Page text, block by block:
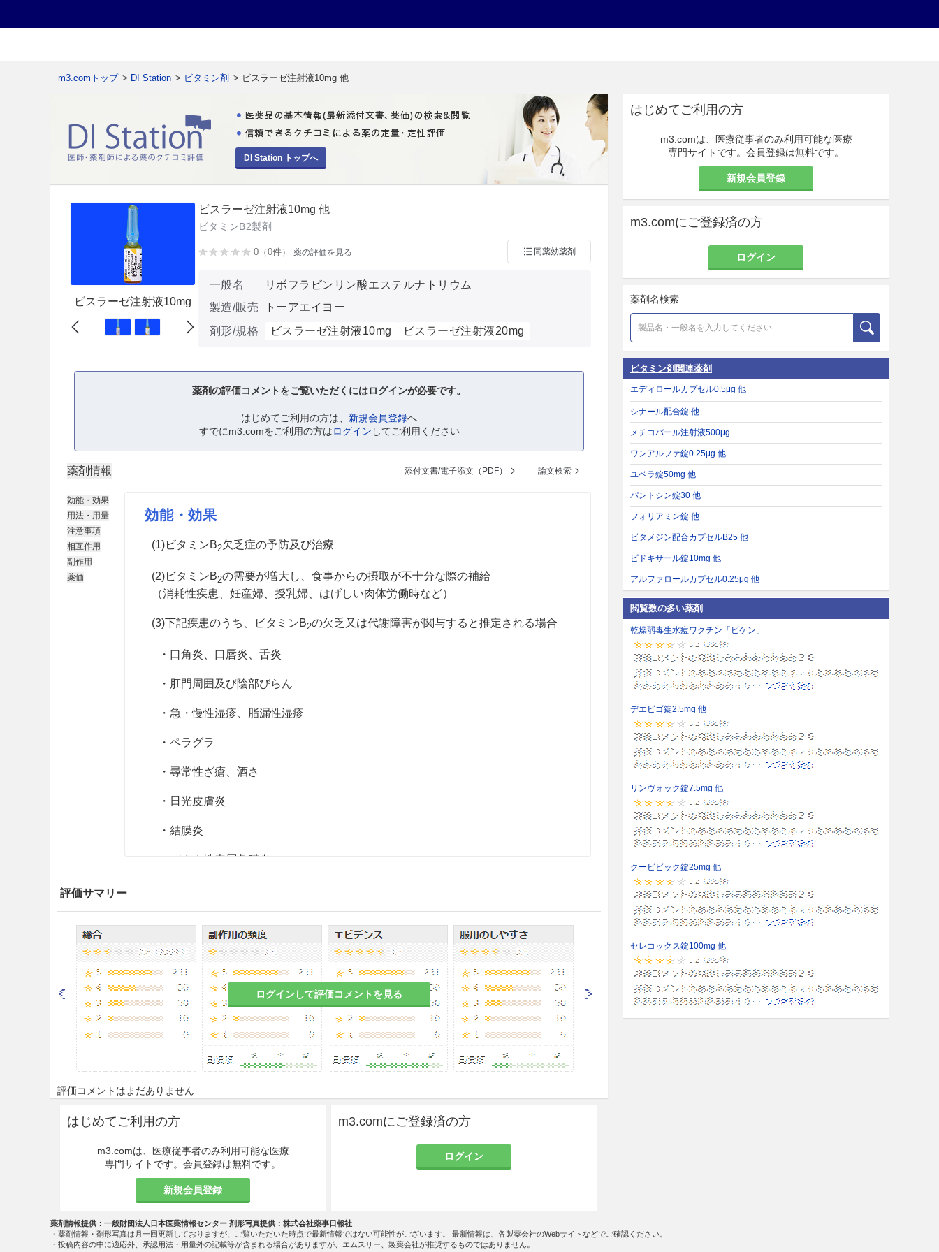
m3.comトップ > DI Station > ビタミン剤 > ビスラーゼ注射液10mg 他
DI Station トップへ
ビスラーゼ注射液10mg
ビスラーゼ注射液10mg 他
ビタミンB2製剤
0（0件） 薬の評価を見る 同薬効薬剤
一般名
リボフラビンリン酸エステルナトリウム
製造/販売
トーアエイヨー
剤形/規格
ビスラーゼ注射液10mg ビスラーゼ注射液20mg
薬剤の評価コメントをご覧いただくにはログインが必要です。
はじめてご利用の方は、 新規会員登録へ
すでにm3.comをご利用の方はログイン してご利用ください
薬剤情報 添付文書/電子添文（PDF） 論文検索
効能・効果
用法・用量
注意事項
相互作用
副作用
薬価
効能・効果
(1)ビタミンB2欠乏症の予防及び治療
(2)ビタミンB2の需要が増大し、食事からの摂取が不十分な際の補給
（消耗性疾患、妊産婦、授乳婦、はげしい肉体労働時など）
(3)下記疾患のうち、ビタミンB2の欠乏又は代謝障害が関与すると推定される場合
・口角炎、口唇炎、舌炎
・肛門周囲及び陰部びらん
・急・慢性湿疹、脂漏性湿疹
・ペラグラ
・尋常性ざ瘡、酒さ
・日光皮膚炎
・結膜炎
・びまん性表層角膜炎
用法・容量
リボフラビンとして、通常成人1日2〜30mgを皮下、筋肉内又は静脈内注射する。
なお、年齢、症状により適宜増減する。
注意事項
慎重投与
9.7 小児等
9.7.1低出生体重児、新生児に使用する場合には十分注意すること。外国におい
（あえぎ呼吸、アシドーシス、痙攣等）が低出生体重児に発現したとの報告があ
9.7.2 小児等を対象とした臨床試験は実施していない。
適用上の注意
14.1 薬剤投与時の注意
評価サマリー
ログインして評価コメントを見る
評価コメントはまだありません
はじめてご利用の方
m3.comは、医療従事者のみ利用可能な医療
専門サイトです。会員登録は無料です。
新規会員登録
m3.comにご登録済の方
ログイン
はじめてご利用の方
m3.comは、医療従事者のみ利用可能な医療
専門サイトです。会員登録は無料です。
新規会員登録
m3.comにご登録済の方
ログイン
薬剤名検索
ビタミン剤関連薬剤
エディロールカプセル0.5μg 他
シナール配合錠 他
メチコバール注射液500μg
ワンアルファ錠0.25μg 他
ユベラ錠50mg 他
パントシン錠30 他
フォリアミン錠 他
ビタメジン配合カプセルB25 他
ピドキサール錠10mg 他
アルファロールカプセル0.25μg 他
閲覧数の多い薬剤
乾燥弱毒生水痘ワクチン「ビケン」
デエビゴ錠2.5mg 他
リンヴォック錠7.5mg 他
クービビック錠25mg 他
セレコックス錠100mg 他
薬剤情報提供：一般財団法人日本医薬情報センター 剤形写真提供：株式会社薬事日報社
・薬剤情報・剤形写真は月一回更新しておりますが、ご覧いただいた時点で最新情報ではない可能性がございます。 最新情報は、各製薬会社のWebサイトなどでご確認ください。
・投稿内容の中に適応外、承認用法・用量外の記載等が含まれる場合がありますが、エムスリー、製薬会社が推奨するものではありません。